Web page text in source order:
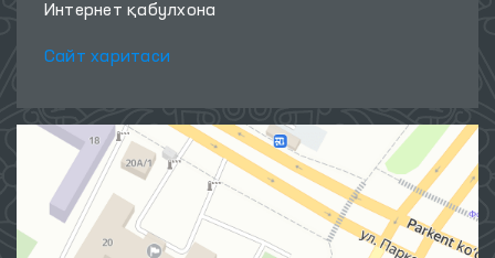
Интернет қабулхона
Сайт харитаси